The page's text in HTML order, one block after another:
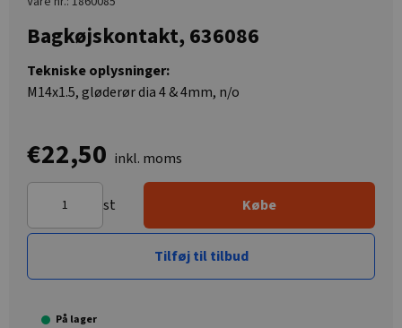
Bagkøjskontakt, 636086
Tekniske oplysninger:
M14x1.5, gløderør dia 4 & 4mm, n/o
€22,50 inkl. moms
st Købe
Tilføj til tilbud
På lager